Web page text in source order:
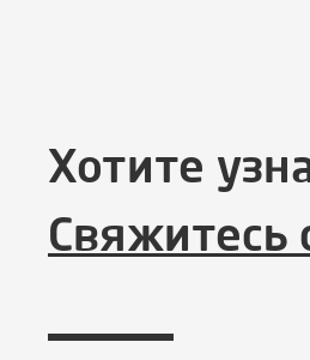
Хотите
Свяжитесь